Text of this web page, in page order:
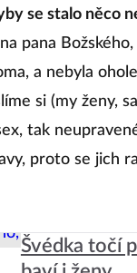
se stalo něco
pana
a nebyla
si (my ženy,
tak
proto se jich
Švédka točí